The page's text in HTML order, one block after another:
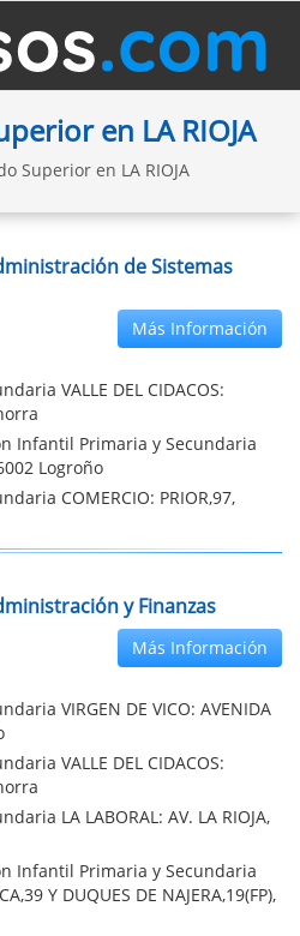
en LA RIOJA
Superior en LA RIOJA
de Sistemas
Más Información
VALLE DEL CIDACOS:
Infantil Primaria y Secundaria
Logroño
COMERCIO: PRIOR,97,
y Finanzas
Más Información
VIRGEN DE VICO: AVENIDA
VALLE DEL CIDACOS:
LA LABORAL: AV. LA RIOJA,
Infantil Primaria y Secundaria
Y DUQUES DE NAJERA,19(FP),